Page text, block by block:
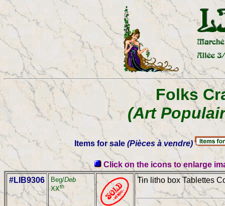
Folks
(Art
Items for sale(Pièces à vendre)
Click on the icons to enlarge
#LIB9306
Beg/Deb
XXth
Tin litho box Tablettes